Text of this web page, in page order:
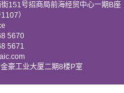
151号招商局前海经贸中心一期B座
）
5670
5671
豪工业大厦二期8楼P室